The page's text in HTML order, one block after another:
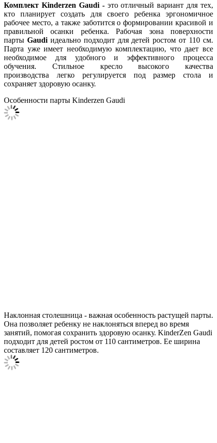
Комплект Kinderzen Gaudi -это отличный вариант для тех,
кто планирует создать для своего ребенка эргономичное
рабочее место, а также заботится о формировании красивой и
правильной осанки ребенка. Рабочая зона поверхности
парты Gaudi идеально подходит для детей ростом от 110 см.
Парта уже имеет необходимую комплектацию, что дает все
необходимое для удобного и эффективного процесса
обучения. Стильное кресло высокого качества
производства легко регулируется под размер стола и
сохраняет здоровую осанку.
Особенности парты Kinderzen Gaudi
Наклонная столешница - важная особенность растущей парты.
Она позволяет ребенку не наклоняться вперед во время
занятий, помогая сохранить здоровую осанку. KinderZen Gaudi
подходит для детей ростом от 110 сантиметров. Ее ширина
составляет 120 сантиметров.